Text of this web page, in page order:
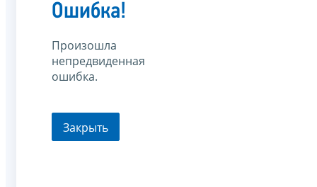
Ошибка!
Произошла
непредвиденная
ошибка.
Закрыть